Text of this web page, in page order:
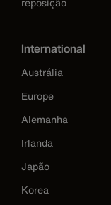
International
Austrália
Europe
Alemanha
Irlanda
Japão
Korea